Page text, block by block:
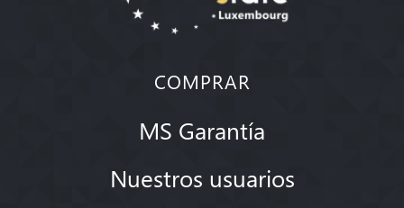
COMPRAR
MS Garantía
Nuestros usuarios